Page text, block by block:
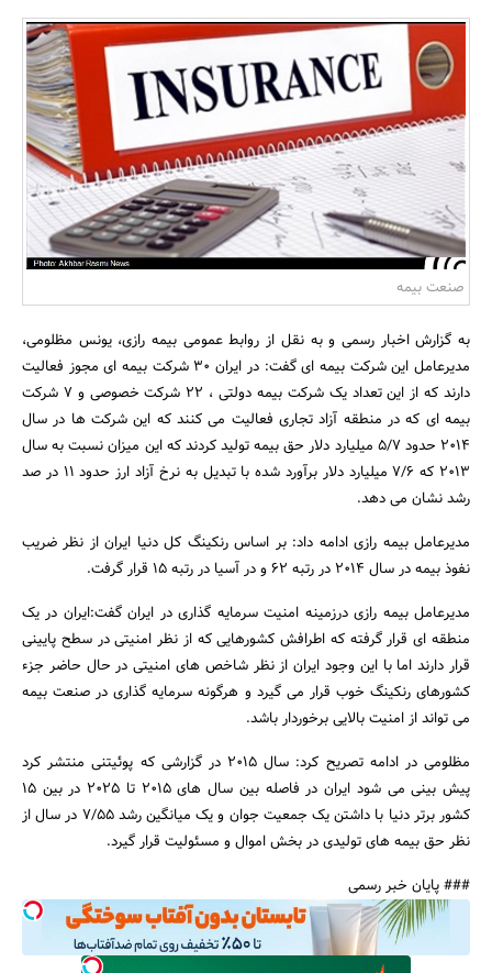
بانک، بیمه و سرمایه
مسکن و ساختمان
جستجو
صنعت بیمه
به گزارش اخبار رسمی و به نقل از روابط عمومی بیمه رازی، یونس مظلومی،
مدیرعامل این شرکت بیمه ای گفت: در ایران 30 شرکت بیمه ای مجوز فعالیت
دارند که از این تعداد یک شرکت بیمه دولتی ، 22 شرکت خصوصی و 7 شرکت
بیمه ای که در منطقه آزاد تجاری فعالیت می کنند که این شرکت ها در سال
2014 حدود 5/7 میلیارد دلار حق بیمه تولید کردند که این میزان نسبت به سال
2013 که 7/6 میلیارد دلار برآورد شده با تبدیل به نرخ آزاد ارز حدود 11 در صد
رشد نشان می دهد.
مدیرعامل بیمه رازی ادامه داد: بر اساس رنکینگ کل دنیا ایران از نظر ضریب
نفوذ بیمه در سال 2014 در رتبه 62 و در آسیا در رتبه 15 قرار گرفت.
مدیرعامل بیمه رازی درزمینه امنیت سرمایه گذاری در ایران گفت:ایران در یک
منطقه ای قرار گرفته که اطرافش کشورهایی که از نظر امنیتی در سطح پایینی
قرار دارند اما با این وجود ایران از نظر شاخص های امنیتی در حال حاضر جزء
کشورهای رنکینگ خوب قرار می گیرد و هرگونه سرمایه گذاری در صنعت بیمه
می تواند از امنیت بالایی برخوردار باشد.
مظلومی در ادامه تصریح کرد: سال 2015 در گزارشی که پوئیتنی منتشر کرد
پیش بینی می شود ایران در فاصله بین سال های 2015 تا 2025 در بین 15
کشور برتر دنیا با داشتن یک جمعیت جوان و یک میانگین رشد 7/55 در سال از
نظر حق بیمه های تولیدی در بخش اموال و مسئولیت قرار گیرد.
### پایان خبر رسمی